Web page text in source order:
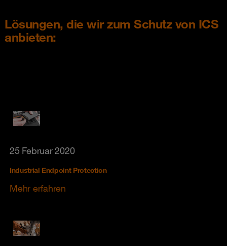
Lösungen, die wir zum Schutz von ICS
anbieten:
25 Februar 2020
Industrial Endpoint Protection
Mehr erfahren